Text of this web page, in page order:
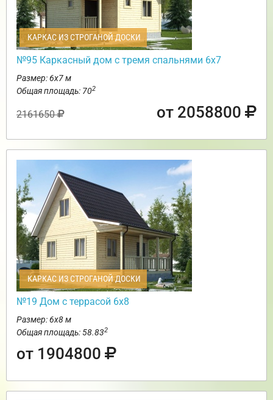
КАРКАС ИЗ СТРОГАНОЙ ДОСКИ
№95 Каркасный дом с тремя спальнями 6х7
Размер: 6х7 м
Общая площадь: 702
2161650 от 2058800
КАРКАС ИЗ СТРОГАНОЙ ДОСКИ
№19 Дом с террасой 6х8
Размер: 6х8 м
Общая площадь: 58.832
от 1904800